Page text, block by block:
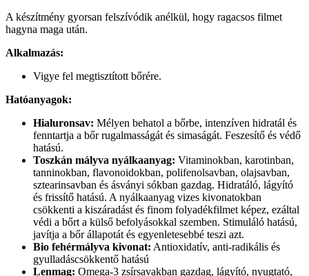
A készítmény gyorsan felszívódik anélkül, hogy ragacsos filmet
hagyna maga után.
Alkalmazás:
Vigye fel megtisztított bőrére.
Hatóanyagok:
Hialuronsav: Mélyen behatol a bőrbe, intenzíven hidratál és
fenntartja a bőr rugalmasságát és simaságát. Feszesítő és védő
hatású.
Toszkán mályva nyálkaanyag: Vitaminokban, karotinban,
tanninokban, flavonoidokban, polifenolsavban, olajsavban,
sztearinsavban és ásványi sókban gazdag. Hidratáló, lágyító
és frissítő hatású. A nyálkaanyag vizes kivonatokban
csökkenti a kiszáradást és finom folyadékfilmet képez, ezáltal
védi a bőrt a külső befolyásokkal szemben. Stimuláló hatású,
javítja a bőr állapotát és egyenletesebbé teszi azt.
Bio fehérmályva kivonat: Antioxidatív, anti-radikális és
gyulladáscsökkentő hatású
Lenmag: Omega-3 zsírsavakban gazdag, lágyító, nyugtató,